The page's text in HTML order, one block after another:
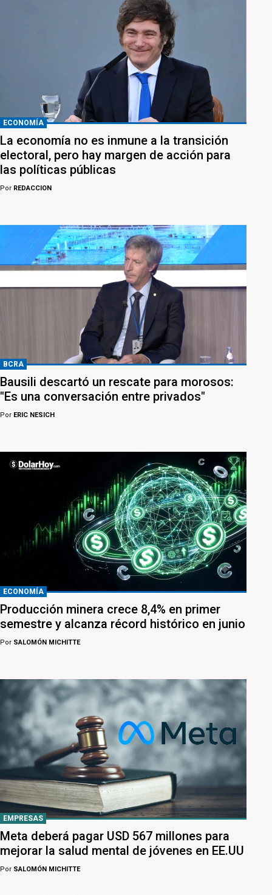
ECONOMÍA
La economía no es inmune a la transición
electoral, pero hay margen de acción para
las políticas públicas
Por REDACCION
BCRA
Bausili descartó un rescate para morosos:
"Es una conversación entre privados"
Por ERIC NESICH
ECONOMÍA
Producción minera crece 8,4% en primer
semestre y alcanza récord histórico en junio
Por SALOMÓN MICHITTE
EMPRESAS
Meta deberá pagar USD 567 millones para
mejorar la salud mental de jóvenes en EE.UU
Por SALOMÓN MICHITTE